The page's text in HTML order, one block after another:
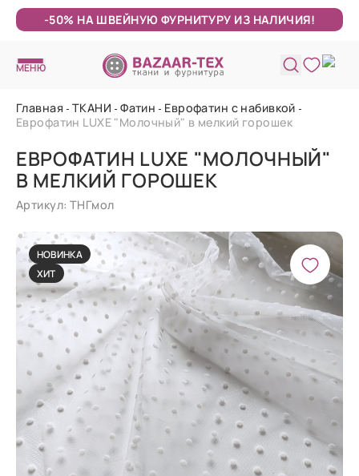
-50% НА ШВЕЙНУЮ ФУРНИТУРУ ИЗ НАЛИЧИЯ!
МЕНЮ
Главная ТКАНИ Фатин
Еврофатин с набивкой
Еврофатин LUXE "Молочный" в мелкий горошек
ЕВРОФАТИН LUXE "МОЛОЧНЫЙ"
В МЕЛКИЙ ГОРОШЕК
Артикул: ТНГмол
НОВИНКА
ХИТ